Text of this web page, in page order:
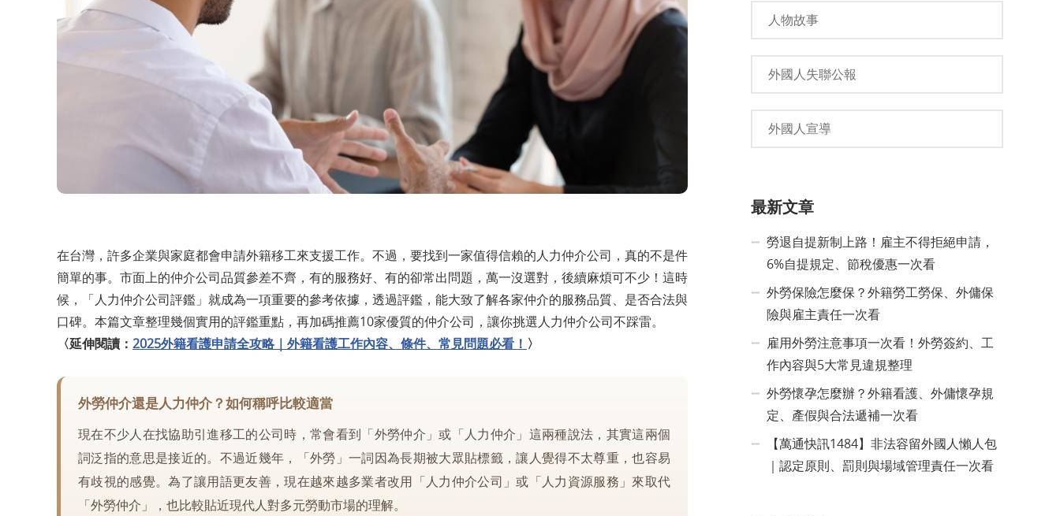
在台灣，許多企業與家庭都會申請外籍移工來支援工作。不過，要找到一家值得信賴的人力仲介公司，真的不是件
簡單的事。市面上的仲介公司品質參差不齊，有的服務好、有的卻常出問題，萬一沒選對，後續麻煩可不少！這時
候，「人力仲介公司評鑑」就成為一項重要的參考依據，透過評鑑，能大致了解各家仲介的服務品質、是否合法與
口碑。本篇文章整理幾個實用的評鑑重點，再加碼推薦10家優質的仲介公司，讓你挑選人力仲介公司不踩雷。
〈延伸閱讀： 2025外籍看護申請全攻略｜外籍看護工作內容、條件、常見問題必看！ 〉
外勞仲介還是人力仲介？如何稱呼比較適當
現在不少人在找協助引進移工的公司時，常會看到「外勞仲介」或「人力仲介」這兩種說法，其實這兩個
詞泛指的意思是接近的。不過近幾年，「外勞」一詞因為長期被大眾貼標籤，讓人覺得不太尊重，也容易
有歧視的感覺。為了讓用語更友善，現在越來越多業者改用「人力仲介公司」或「人力資源服務」來取代
「外勞仲介」，也比較貼近現代人對多元勞動市場的理解。
人物故事
外國人失聯公報
外國人宣導
最新文章
勞退自提新制上路！雇主不得拒絕申請，
6%自提規定、節稅優惠一次看
外勞保險怎麼保？外籍勞工勞保、外傭保
險與雇主責任一次看
雇用外勞注意事項一次看！外勞簽約、工
作內容與5大常見違規整理
外勞懷孕怎麼辦？外籍看護、外傭懷孕規
定、產假與合法遞補一次看
【萬通快訊1484】非法容留外國人懶人包
｜認定原則、罰則與場域管理責任一次看